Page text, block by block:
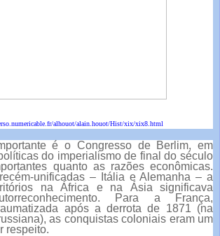
alhouot/alain.houot/Hist/xix/xix8.html
é o Congresso de Berlim, em
do imperialismo de final do século
quanto as razões econômicas.
unificadas – Itália e Alemanha – a
na África e na Ásia significava
Para a França,
após a derrota de 1871 (na
as conquistas coloniais eram um
respeito.